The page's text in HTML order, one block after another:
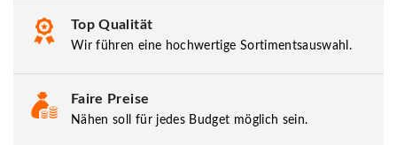
Top Qualität
Wir führen eine hochwertige Sortimentsauswahl.
Faire Preise
Nähen soll für jedes Budget möglich sein.